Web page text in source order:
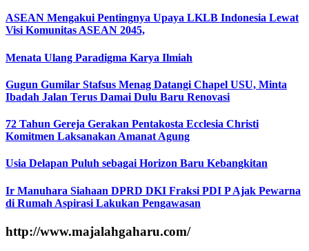
ASEAN Mengakui Pentingnya Upaya LKLB Indonesia Lewat
Visi Komunitas ASEAN 2045,
Menata Ulang Paradigma Karya Ilmiah
Gugun Gumilar Stafsus Menag Datangi Chapel USU, Minta
Ibadah Jalan Terus Damai Dulu Baru Renovasi
72 Tahun Gereja Gerakan Pentakosta Ecclesia Christi
Komitmen Laksanakan Amanat Agung
Usia Delapan Puluh sebagai Horizon Baru Kebangkitan
Ir Manuhara Siahaan DPRD DKI Fraksi PDI P Ajak Pewarna
di Rumah Aspirasi Lakukan Pengawasan
http://www.majalahgaharu.com/